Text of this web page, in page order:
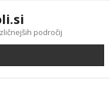
področij